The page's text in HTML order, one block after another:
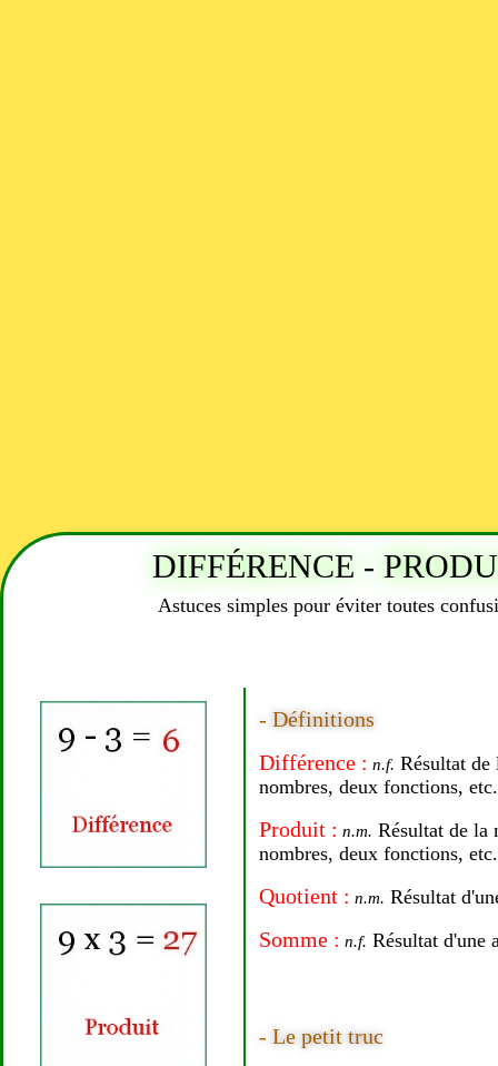
DIFFÉRENCE -
Astuces simples pour éviter toutes
- Définitions
Différence : n.f. Résultat de
nombres, deux fonctions, etc.
Produit : n.m. Résultat de la
nombres, deux fonctions, etc.
Quotient : n.m. Résultat
Somme : n.f. Résultat d'une
- Le petit truc